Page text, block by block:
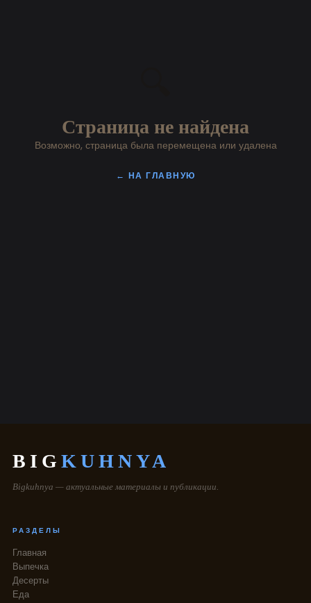
Страница не найдена
Возможно, страница была перемещена или удалена
← НА ГЛАВНУЮ
BIG KUHNYA
Bigkuhnya — актуальные материалы и публикации.
РАЗДЕЛЫ
Главная
Выпечка
Десерты
Еда